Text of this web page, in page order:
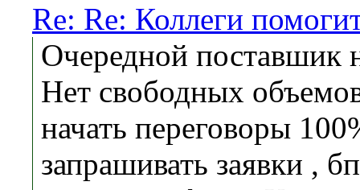
Re: Re: Коллеги
Очередной поставшик
Нет свободных
начать переговоры
запрашивать заявки ,